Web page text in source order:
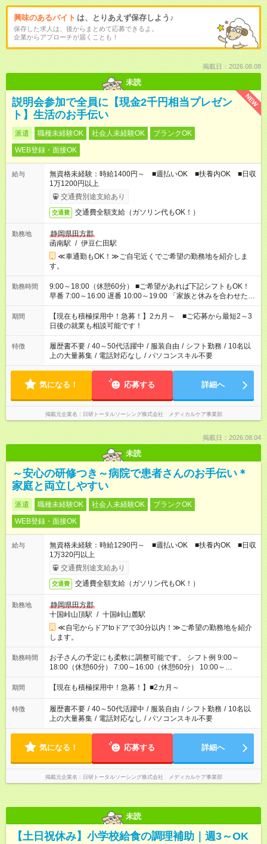
興味のあるバイト は、とりあえず保存しよう♪
保存した求人は、後からまとめて応募できるよ。
企業からアプローチが届くことも！
掲載日：2026.08.08
未読
NEW
説明会参加で全員に【現金2千円相当プレゼン
ト】生活のお手伝い
派遣 職種未経験OK 社会人未経験OK
ブランクOK
WEB登録・面接OK
給与
無資格未経験：時給1400円～ ■週払いOK ■扶養内OK ■日収
1万1200円以上
交通費別途支給あり
交通費 交通費全額支給（ガソリン代もOK！）
勤務地
静岡県田方郡
函南駅 / 伊豆仁田駅
≪車通勤もOK！≫ご自宅近くでご希望の勤務地を紹介しま
す。
勤務時間
9:00～18:00（休憩60分） ■ご希望があれば下記シフトもOK！
早番 7:00～16:00 遅番 10:00～19:00 「家族と休みを合わせた
い」 「余裕を持って夕飯の準備がしたい」 「できれば残業はし
たくない」 など、ご希望を教えてくださいね。 ※Wワーク希望
の方へ 今ご覧のお仕事で希望する勤務時間と、もう1つのお仕事
の勤務時間。 合計で週40時間を超える場合は応募できません。
期間
【現在も積極採用中！急募！】2カ月～ ■ご応募から最短2～3
日後の就業も相談可能です！
特徴 履歴書不要 / 40～50代活躍中 / 服装自由 / シフト勤務 / 10名以
上の大量募集 / 電話対応なし / パソコンスキル不要
気になる！ 応募する 詳細へ
掲載元企業名 日研トータルソーシング株式会社 メディカルケア事業部
掲載日：2026.08.04
未読
～安心の研修つき～病院で患者さんのお手伝い＊
家庭と両立しやすい
派遣 職種未経験OK 社会人未経験OK
ブランクOK
WEB登録・面接OK
給与
無資格未経験：時給1290円～ ■週払いOK ■扶養内OK ■日収
1万320円以上
交通費別途支給あり
交通費 交通費全額支給（ガソリン代もOK！）
勤務地
静岡県田方郡
十国峠山頂駅 / 十国峠山麓駅
≪自宅からドアtoドアで30分以内！≫ご希望の勤務地を紹介
します。
勤務時間
お子さんの予定にも柔軟に調整可能です。 シフト例 9:00～
18:00（休憩60分） 7:00～16:00（休憩60分） 10:00～
19:00（休憩60分） ※Wワーク希望の方へ 今ご覧のお仕事で希
望する勤務時間と、もう1つのお仕事の勤務時間の合計が 週40
期間 【現在も積極採用中！急募！】■2カ月～
特徴 履歴書不要 / 40～50代活躍中 / 服装自由 / シフト勤務 / 10名以
上の大量募集 / 電話対応なし / パソコンスキル不要
気になる！ 応募する 詳細へ
掲載元企業名 日研トータルソーシング株式会社 メディカルケア事業部
未読
【土日祝休み】小学校給食の調理補助｜週3～OK